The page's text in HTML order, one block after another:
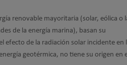
renovable mayoritaria (solar, eólica o
de la energía marina), basan su
efecto de la radiación solar incidente en
geotérmica, no tiene su origen en